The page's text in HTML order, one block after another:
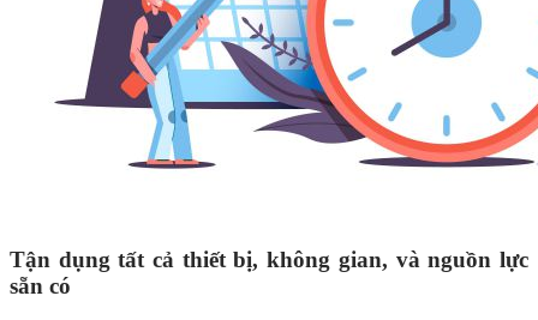
Tận dụng tất cả thiết bị, không gian, và nguồn lực
sẵn có